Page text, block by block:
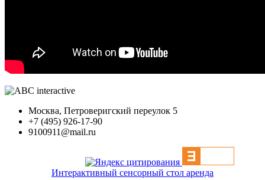
Москва, Петроверигский переулок 5
+7 (495) 926-17-90
9100911@mail.ru
Интерактивный сенсорный стол аренда